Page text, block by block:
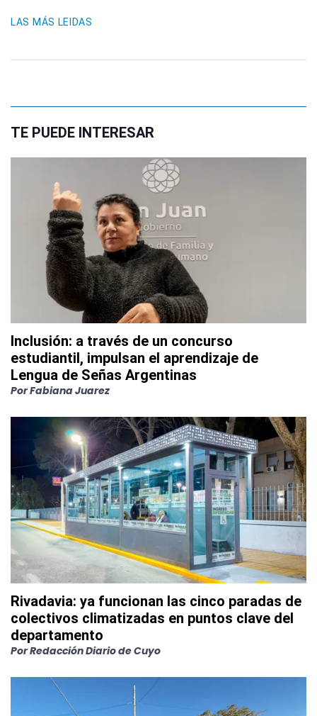
LAS MÁS LEIDAS
TE PUEDE INTERESAR
Inclusión: a través de un concurso
estudiantil, impulsan el aprendizaje de
Lengua de Señas Argentinas
PorFabiana Juarez
Rivadavia: ya funcionan las cinco paradas de
colectivos climatizadas en puntos clave del
departamento
PorRedacción Diario de Cuyo